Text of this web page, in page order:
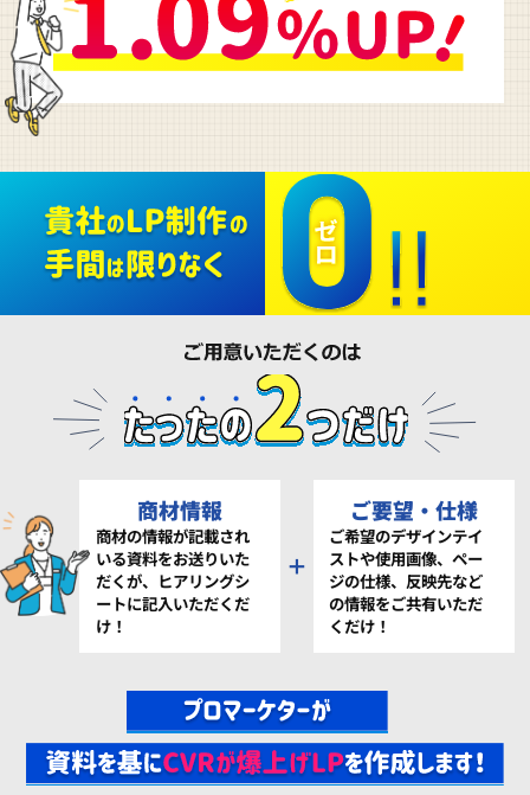
商材情報
商材の情報が記載され
いる資料をお送りいた
だくが、ヒアリングシ
ートに記入いただくだ
け！
＋
ご要望・仕様
ご希望のデザインテイ
ストや使用画像、ペー
ジの仕様、反映先など
の情報をご共有いただ
くだけ！